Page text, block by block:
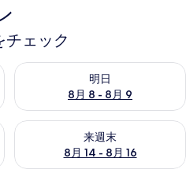
チェック
チェック
明日
8月 8 - 8月 9
明日 8月 8 - 8月 9 の空室状況
をチェック
来週末
8月 14 - 8月 16
来週末 8月 14 - 8月 16 の空室